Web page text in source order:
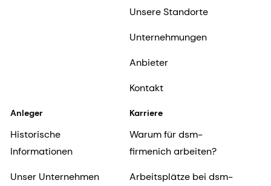
Unsere Standorte
Unternehmungen
Anbieter
Kontakt
Anleger
Historische
Informationen
Unser Unternehmen
Karriere
Warum für dsm-
firmenich arbeiten?
Arbeitsplätze bei dsm-